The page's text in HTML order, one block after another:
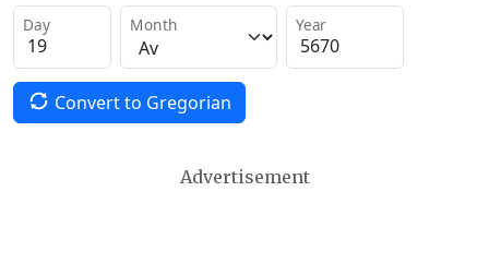
Day Month Year
Convert to Gregorian
Advertisement